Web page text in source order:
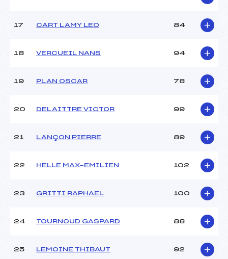
17 CART LAMY LEO 84
18 VERCUEIL NANS 94
19 PLAN OSCAR 78
20 DELAITTRE VICTOR 99
21 LANÇON PIERRE 89
22 HELLE MAX-EMILIEN 102
23 GRITTI RAPHAEL 100
24 TOURNOUD GASPARD 88
25 LEMOINE THIBAUT 92